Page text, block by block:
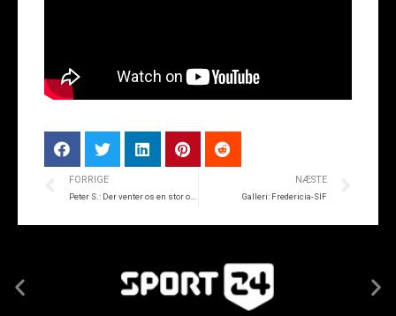
FORRIGE NÆSTE
Galleri: Fredericia-SIF